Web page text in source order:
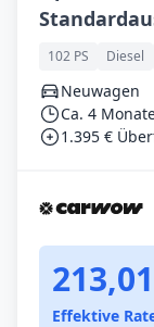
102 PS Diesel
Neuwagen
Ca. 4
1.395 €
Effektive